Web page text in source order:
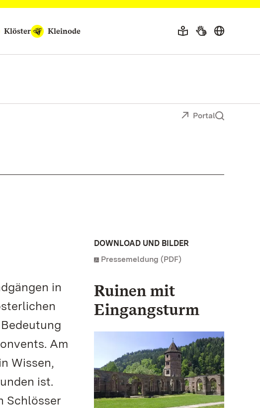
Klöster Kleinode
Portal
in
Am
Wissen,
ist.
Schlösser
DOWNLOAD UND BILDER
Pressemeldung (PDF)
Ruinen mit
Eingangsturm